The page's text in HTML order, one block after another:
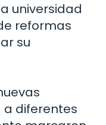
universidad
reformas
su
a diferentes